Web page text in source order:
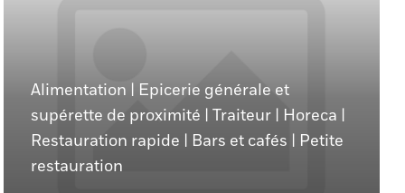
Alimentation | Epicerie générale et
supérette de proximité | Traiteur | Horeca |
Restauration rapide | Bars et cafés | Petite
restauration